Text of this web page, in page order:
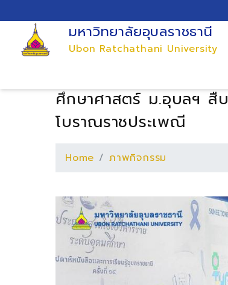
มหาวิทยาลัยอุบลราชธานี
Ubon Ratchathani University
ศึกษาศาสตร์ ม.อุบลฯ สืบ
โบราณราชประเพณี
Home ภาพกิจกรรม